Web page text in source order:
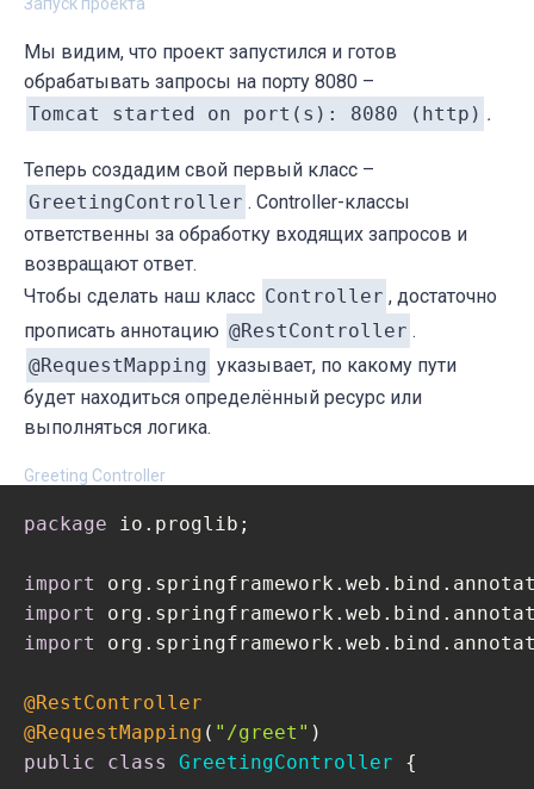
Мы видим, что проект запустился и готов
обрабатывать запросы на порту 8080 –
Tomcat started on port(s): 8080 (http) .
Теперь создадим свой первый класс –
GreetingController . Controller-классы
ответственны за обработку входящих запросов и
возвращают ответ.
Чтобы сделать наш класс Controller , достаточно
прописать аннотацию @RestController .
@RequestMapping указывает, по какому пути
будет находиться определённый ресурс или
выполняться логика.
Greeting Controller
package io.proglib;
import
import
import
@RestController
@RequestMapping ( "/greet"
public
class GreetingController {